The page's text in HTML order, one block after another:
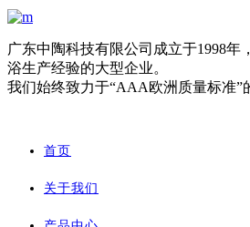
广东中陶科技有限公司成立于1998年
浴生产经验的大型企业。
我们始终致力于“AAA欧洲质量标准”
挂墙马桶&坐浴盆，落地马桶&坐浴
中陶产品市场主要面向欧洲、亚洲、
首页
关于我们